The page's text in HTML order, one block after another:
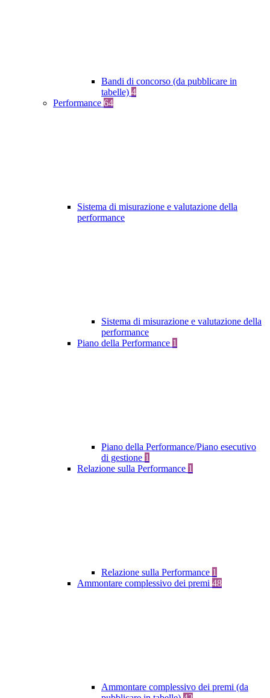
Bandi di concorso (da pubblicare in
tabelle) 4
Performance 64
Sistema di misurazione e valutazione della
performance
Sistema di misurazione e valutazione della
performance
Piano della Performance 1
Piano della Performance/Piano esecutivo
di gestione 1
Relazione sulla Performance 1
Relazione sulla Performance 1
Ammontare complessivo dei premi 48
Ammontare complessivo dei premi (da